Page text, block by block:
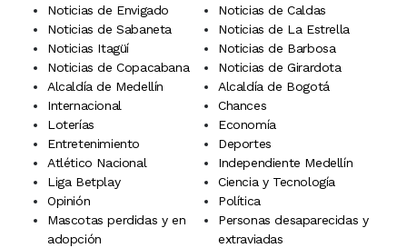
Noticias de Envigado
Noticias de Caldas
Noticias de Sabaneta
Noticias de La Estrella
Noticias Itagüí
Noticias de Barbosa
Noticias de Copacabana
Noticias de Girardota
Alcaldía de Medellín
Alcaldía de Bogotá
Internacional
Chances
Loterías
Economía
Entretenimiento
Deportes
Atlético Nacional
Independiente Medellín
Liga Betplay
Ciencia y Tecnología
Opinión
Política
Mascotas perdidas y en
adopción
Personas desaparecidas y
extraviadas